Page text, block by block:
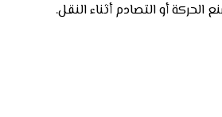
أو التصادم أثناء النقل.